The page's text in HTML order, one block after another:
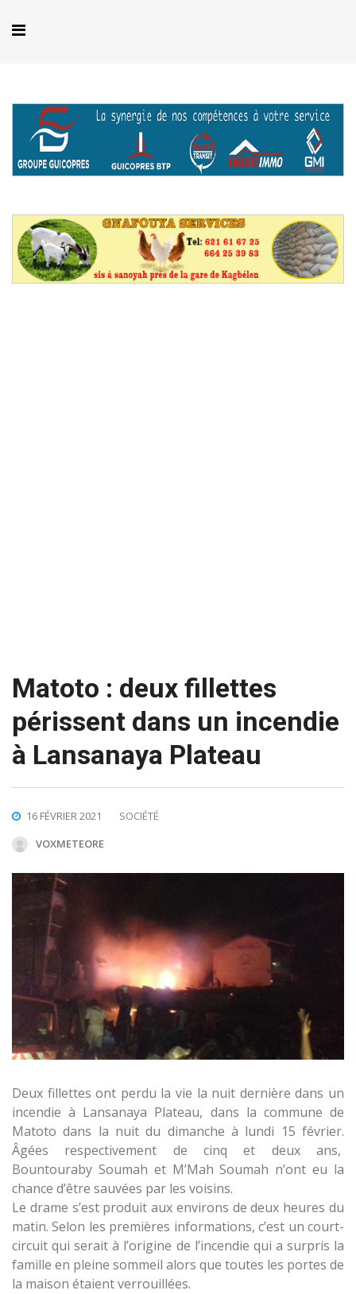
Matoto : deux fillettes
périssent dans un incendie
à Lansanaya Plateau
16 FÉVRIER 2021
SOCIÉTÉ
VOXMETEORE
Deux fillettes ont perdu la vie la nuit dernière dans un
incendie à Lansanaya Plateau, dans la commune de
Matoto dans la nuit du dimanche à lundi 15 février.
Âgées respectivement de cinq et deux ans,
Bountouraby Soumah et M’Mah Soumah n’ont eu la
chance d’être sauvées par les voisins.
Le drame s’est produit aux environs de deux heures du
matin. Selon les premières informations, c’est un court-
circuit qui serait à l’origine de l’incendie qui a surpris la
famille en pleine sommeil alors que toutes les portes de
la maison étaient verrouillées.